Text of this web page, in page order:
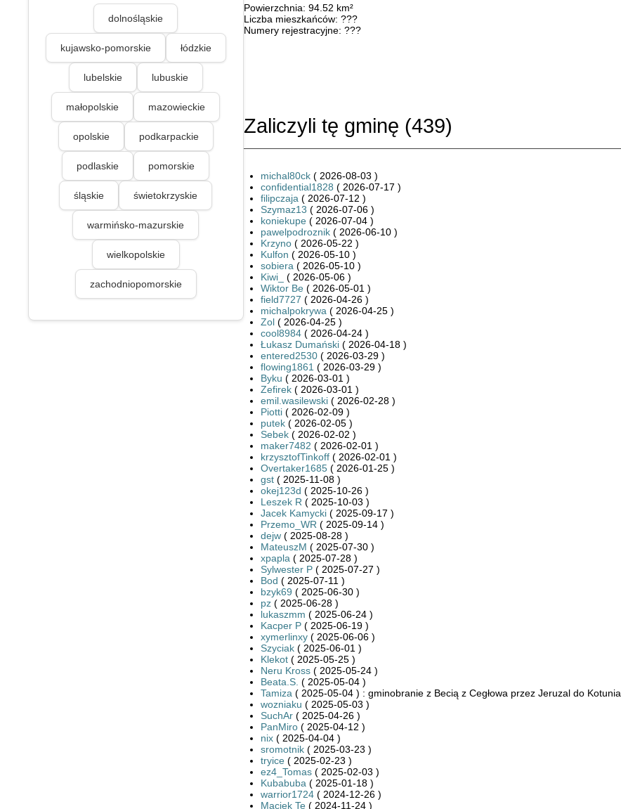
dolnośląskie
kujawsko-pomorskie łódzkie
lubelskie lubuskie
małopolskie mazowieckie
opolskie podkarpackie
podlaskie pomorskie
śląskie świetokrzyskie
warmińsko-mazurskie
wielkopolskie
zachodniopomorskie
Powierzchnia: 94.52 km²
Liczba mieszkańców: ???
Numery rejestracyjne: ???
Zaliczyli tę gminę (439)
michal80ck( 2026-08-03 )
confidential1828 ( 2026-07-17 )
filipczaja ( 2026-07-12 )
Szymaz13 ( 2026-07-06 )
koniekupe( 2026-07-04 )
pawelpodroznik( 2026-06-10 )
Krzyno ( 2026-05-22 )
Kulfon ( 2026-05-10 )
sobiera ( 2026-05-10 )
Kiwi_
( 2026-05-06 )
Wiktor Be( 2026-05-01 )
field7727 ( 2026-04-26 )
michalpokrywa ( 2026-04-25 )
Zol( 2026-04-25 )
cool8984( 2026-04-24 )
Łukasz Dumański( 2026-04-18 )
entered2530( 2026-03-29 )
flowing1861 ( 2026-03-29 )
Byku ( 2026-03-01 )
Zefirek( 2026-03-01 )
emil.wasilewski( 2026-02-28 )
Piotti( 2026-02-09 )
putek( 2026-02-05 )
Sebek( 2026-02-02 )
maker7482 ( 2026-02-01 )
krzysztofTinkoff( 2026-02-01 )
Overtaker1685( 2026-01-25 )
gst( 2025-11-08 )
okej123d ( 2025-10-26 )
Leszek R ( 2025-10-03 )
Jacek Kamycki( 2025-09-17 )
Przemo_WR ( 2025-09-14 )
dejw( 2025-08-28 )
MateuszM ( 2025-07-30 )
xpapla ( 2025-07-28 )
Sylwester P( 2025-07-27 )
Bod ( 2025-07-11 )
bzyk69 ( 2025-06-30 )
pz( 2025-06-28 )
lukaszmm ( 2025-06-24 )
Kacper P( 2025-06-19 )
xymerlinxy( 2025-06-06 )
Szyciak( 2025-06-01 )
Klekot( 2025-05-25 )
Neru Kross( 2025-05-24 )
Beata.S. ( 2025-05-04 )
Tamiza ( 2025-05-04 ) : gminobranie z Becią z Cegłowa przez Jeruzal do Kotunia
wozniaku ( 2025-05-03 )
SuchAr( 2025-04-26 )
PanMiro( 2025-04-12 )
nix( 2025-04-04 )
sromotnik( 2025-03-23 )
tryice( 2025-02-23 )
ez4_Tomas( 2025-02-03 )
Kubabuba ( 2025-01-18 )
warrior1724( 2024-12-26 )
Maciek Te( 2024-11-24 )